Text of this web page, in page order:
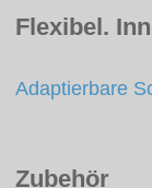
Flexibel.
Adaptierbare
Zubehör